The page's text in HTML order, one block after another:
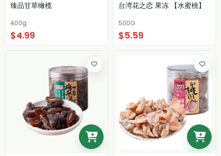
臻品甘草橄榄
400g
$4.99
台湾花之恋 果冻 【水蜜桃】
500G
$5.59